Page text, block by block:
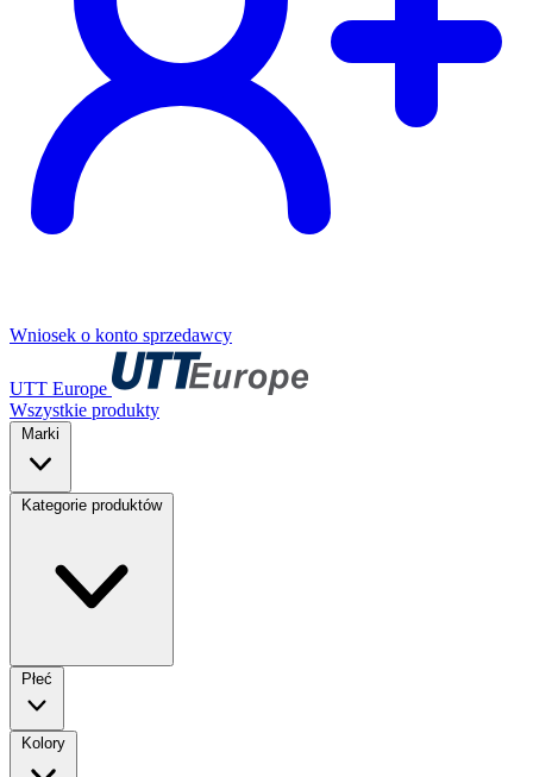
Wniosek o konto sprzedawcy
UTT Europe
Wszystkie produkty
Marki
Kategorie produktów
Płeć
Kolory